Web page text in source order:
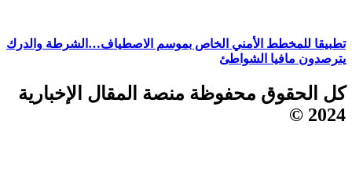
تطبيقا للمخطط الأمني الخاص بموسم الاصطياف…الشرطة والدرك
يترصدون مافيا الشواطئ
كل الحقوق محفوظة منصة المقال الإخبارية
2024 ©